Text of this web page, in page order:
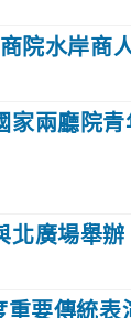
院水岸商
家兩廳院
廣場舉辦
要傳統